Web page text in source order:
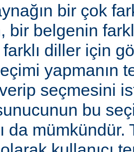
bir çok
bir belgenin
diller için
yapmanın
seçmesini
bu
da mümkündür.